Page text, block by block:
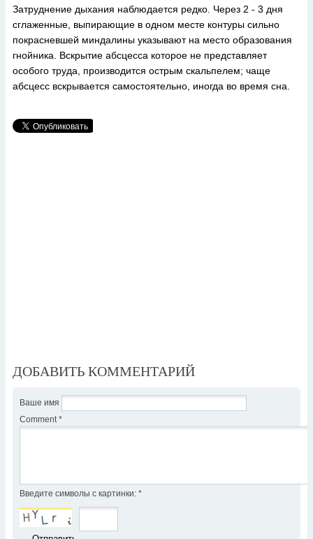
Затруднение дыхания наблюдается редко. Через 2 - 3 дня
сглаженные, выпирающие в одном месте контуры сильно
покрасневшей миндалины указывают на место образования
гнойника. Вскрытие абсцесса которое не представляет
особого труда, производится острым скальпелем; чаще
абсцесс вскрывается самостоятельно, иногда во время сна.
ДОБАВИТЬ КОММЕНТАРИЙ
Ваше имя
Comment *
Введите символы с картинки: *